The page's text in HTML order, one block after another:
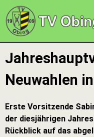
Neuwahlen
Erste Vorsitzende
der diesjährigen
Rückblick auf das